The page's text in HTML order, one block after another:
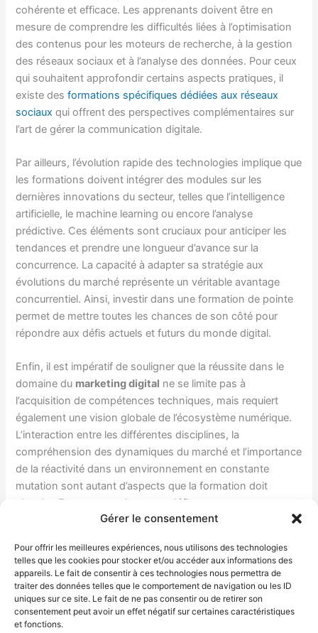
Gérer le consentement
Pour offrir les meilleures expériences, nous utilisons des technologies
telles que les cookies pour stocker et/ou accéder aux informations des
appareils. Le fait de consentir à ces technologies nous permettra de
traiter des données telles que le comportement de navigation ou les ID
uniques sur ce site. Le fait de ne pas consentir ou de retirer son
consentement peut avoir un effet négatif sur certaines caractéristiques
et fonctions.
cohérente et efficace. Les apprenants doivent être en
mesure de comprendre les difficultés liées à l’optimisation
des contenus pour les moteurs de recherche, à la gestion
des réseaux sociaux et à l’analyse des données. Pour ceux
qui souhaitent approfondir certains aspects pratiques, il
existe desformations spécifiques dédiées aux réseaux
sociaux qui offrent des perspectives complémentaires sur
l’art de gérer la communication digitale.
Par ailleurs, l’évolution rapide des technologies implique que
les formations doivent intégrer des modules sur les
dernières innovations du secteur, telles que l’intelligence
artificielle, le machine learning ou encore l’analyse
prédictive. Ces éléments sont cruciaux pour anticiper les
tendances et prendre une longueur d’avance sur la
concurrence. La capacité à adapter sa stratégie aux
évolutions du marché représente un véritable avantage
concurrentiel. Ainsi, investir dans une formation de pointe
permet de mettre toutes les chances de son côté pour
répondre aux défis actuels et futurs du monde digital.
Enfin, il est impératif de souligner que la réussite dans le
domaine du marketing digital ne se limite pas à
l’acquisition de compétences techniques, mais requiert
également une vision globale de l’écosystème numérique.
L’interaction entre les différentes disciplines, la
compréhension des dynamiques du marché et l’importance
de la réactivité dans un environnement en constante
mutation sont autant d’aspects que la formation doit
aborder. En somme, relever ces défis permet aux
professionnels d’acquérir une expertise précieuse,
carrière dans un secteur en pleine expansion.
←Article précédent Article suivant